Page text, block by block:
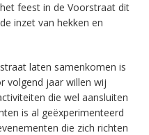
feest in de Voorstraat dit
inzet van hekken en
laten samenkomen is
volgend jaar willen wij
die wel aansluiten
is al geëxperimenteerd
die zich richten